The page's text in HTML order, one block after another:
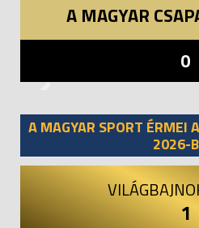
A MAGYAR
0
A MAGYAR SPORT ÉRMEI
2026-
1